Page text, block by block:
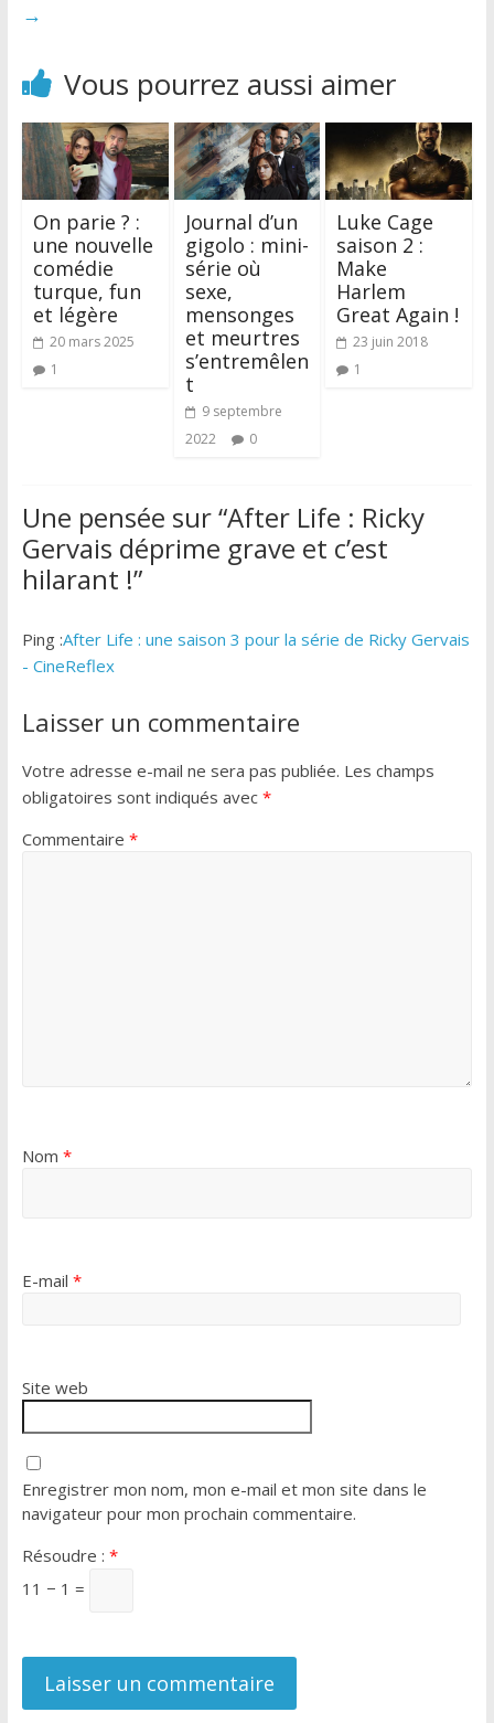
→
Vous pourrez aussi aimer
On parie ? :
une nouvelle
comédie
turque, fun
et légère
20 mars 2025
1
Journal d’un
gigolo : mini-
série où
sexe,
mensonges
et meurtres
s’entremêlen
t
9 septembre
2022
0
Luke Cage
saison 2 :
Make
Harlem
Great Again !
23 juin 2018
1
Une pensée sur “After Life : Ricky
Gervais déprime grave et c’est
hilarant !”
Ping :After Life : une saison 3 pour la série de Ricky Gervais
- CineReflex
Laisser un commentaire
Votre adresse e-mail ne sera pas publiée. Les champs
obligatoires sont indiqués avec *
Commentaire *
Nom *
E-mail *
Site web
Enregistrer mon nom, mon e-mail et mon site dans le
navigateur pour mon prochain commentaire.
Résoudre : *
11 − 1 =